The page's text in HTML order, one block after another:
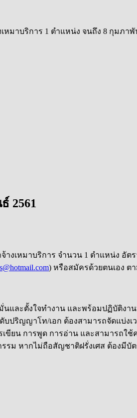
หมาบริการ 1 ตำแหน่ง จนถึง 8 กุมภาพั
2561
หมาบริการ จำนวน 1 ตำแหน่ง อัตร
) หรือสมัครด้วยตนเอง ต
และตั้งใจทำงาน และพร้อมปฏิบัติงา
ริญญาโท/เอก ต้องสามารถจัดแบ่งเ
ขียน การพูด การอ่าน และสามารถใช้
หากไม่ถือสัญชาติฝรั่งเศส ต้องมีบัต